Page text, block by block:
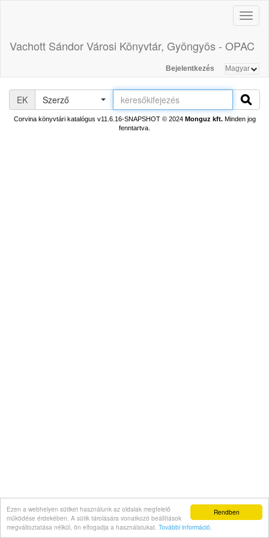
Rendben
Ezen a webhelyen sütiket használunk az oldalak megfelelő
működése érdekében. A sütik tárolására vonatkozó beállítások
megváltoztatása nélkül, ön elfogadja a használatukat. További információ.
Vachott Sándor Városi Könyvtár, Gyöngyös - OPAC
Bejelentkezés
EK Szerző
Corvina könyvtári katalógus v11.6.16-SNAPSHOT© 2024 Monguz kft.Minden jog
fenntartva.